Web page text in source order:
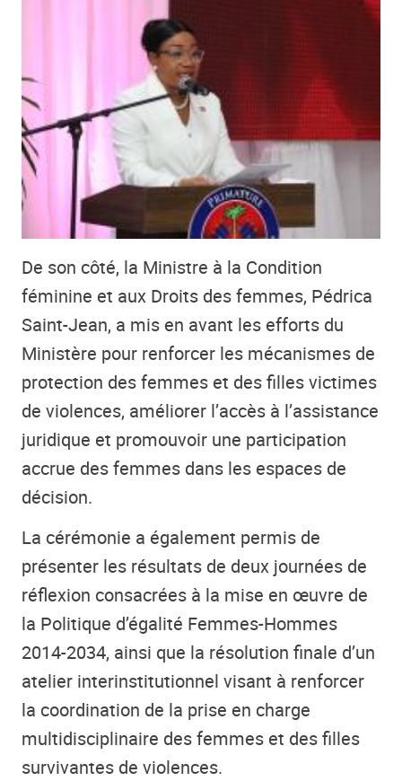
De son côté, la Ministre à la Condition
féminine et aux Droits des femmes, Pédrica
Saint-Jean, a mis en avant les efforts du
Ministère pour renforcer les mécanismes de
protection des femmes et des filles victimes
de violences, améliorer l’accès à l’assistance
juridique et promouvoir une participation
accrue des femmes dans les espaces de
décision.
La cérémonie a également permis de
présenter les résultats de deux journées de
réflexion consacrées à la mise en œuvre de
la Politique d’égalité Femmes-Hommes
2014-2034, ainsi que la résolution finale d’un
atelier interinstitutionnel visant à renforcer
la coordination de la prise en charge
multidisciplinaire des femmes et des filles
survivantes de violences.